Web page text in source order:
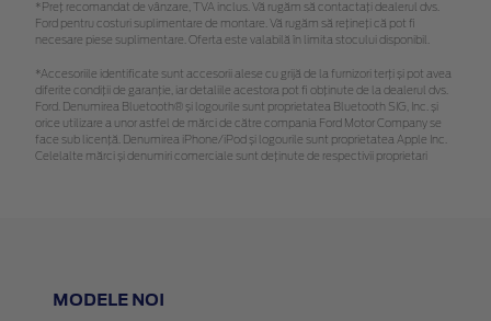
*Preţ recomandat de vânzare, TVA inclus. Vă rugăm să contactaţi dealerul dvs.
Ford pentru costuri suplimentare de montare. Vă rugăm să rețineți că pot fi
necesare piese suplimentare. Oferta este valabilă în limita stocului disponibil.
*Accesoriile identificate sunt accesorii alese cu grijă de la furnizori terți și pot avea
diferite condiții de garanție, iar detaliile acestora pot fi obținute de la dealerul dvs.
Ford. Denumirea Bluetooth® și logourile sunt proprietatea Bluetooth SIG, Inc. și
orice utilizare a unor astfel de mărci de către compania Ford Motor Company se
face sub licență. Denumirea iPhone/iPod și logourile sunt proprietatea Apple Inc.
Celelalte mărci și denumiri comerciale sunt deținute de respectivii proprietari
MODELE NOI